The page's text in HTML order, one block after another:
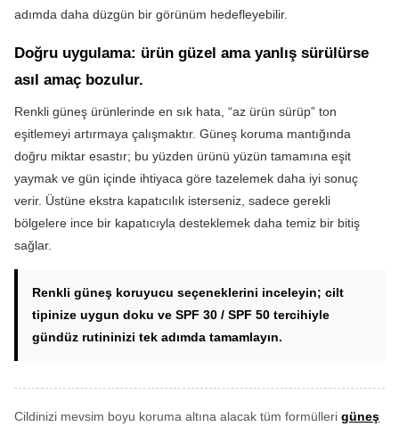
adımda daha düzgün bir görünüm hedefleyebilir.
Doğru uygulama: ürün güzel ama yanlış sürülürse
asıl amaç bozulur.
Renkli güneş ürünlerinde en sık hata, “az ürün sürüp” ton
eşitlemeyi artırmaya çalışmaktır. Güneş koruma mantığında
doğru miktar esastır; bu yüzden ürünü yüzün tamamına eşit
yaymak ve gün içinde ihtiyaca göre tazelemek daha iyi sonuç
verir. Üstüne ekstra kapatıcılık isterseniz, sadece gerekli
bölgelere ince bir kapatıcıyla desteklemek daha temiz bir bitiş
sağlar.
Renkli güneş koruyucu seçeneklerini inceleyin; cilt
tipinize uygun doku ve SPF 30 / SPF 50 tercihiyle
gündüz rutininizi tek adımda tamamlayın.
Cildinizi mevsim boyu koruma altına alacak tüm formülleri güneş